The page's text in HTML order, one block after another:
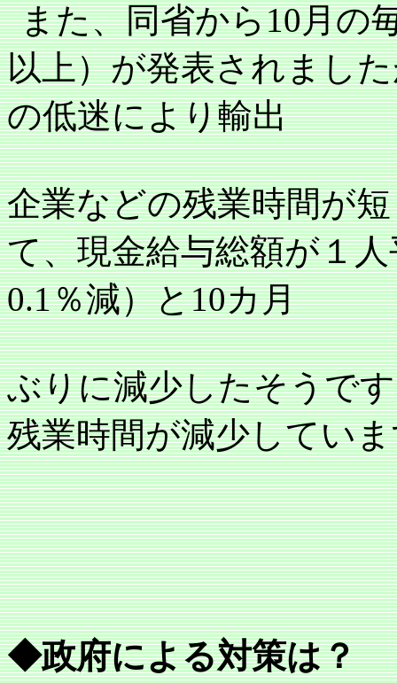
また、同省から10月の
以上）が発表されまし
の低迷により輸出
企業などの残業時間が
て、現金給与総額が１
0.1％減）と10カ月
ぶりに減少したそうで
残業時間が減少してい
◆政府による対策は？